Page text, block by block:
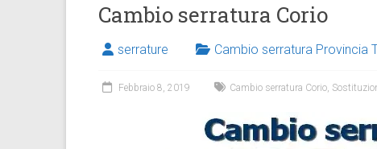
Cambio serratura Corio
serrature Cambio serratura Provincia
Febbraio 8, 2019 Cambio serratura Corio,